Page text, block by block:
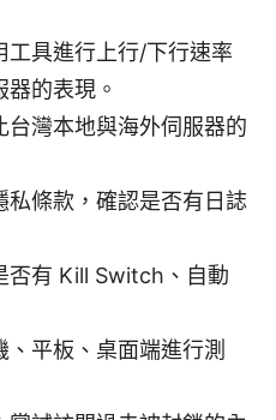
工具進行上行/下行速率
的表現。
台灣本地與海外伺服器的
私條款，確認是否有日誌
否有 Kill Switch、自動
平板、桌面端進行測